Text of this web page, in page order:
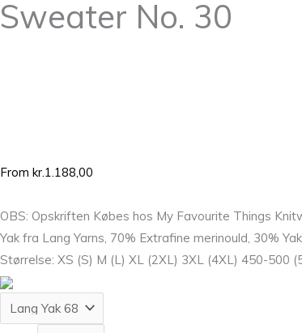
Sweater No. 30
From kr.1.188,00
OBS: Opskriften Købes hos My Favourite Things
Yak fra Lang Yarns, 70% Extrafine merinould, 30%
Størrelse: XS (S) M (L) XL (2XL) 3XL (4XL) 450-500